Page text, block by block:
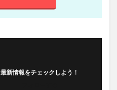
最新情報をチェックしよう！